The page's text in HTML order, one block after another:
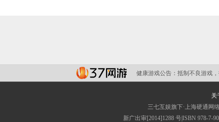
健康游戏公告： 抵制不良游戏
关
三七互娱旗下·上海硬通网
新广出审[2014]1288 号|ISBN 978-7-